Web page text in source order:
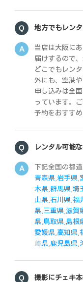
地方でもレン
当店は大阪に
届けするので
どこでもレン
外にも、空港
申し込みは全
っています。
予約をおすすめ
レンタル可能
下記全国の都
青森県 岩手県
木県 群馬県 埼
山県 石川県 福
県 三重県 滋賀
県 鳥取県 島根
愛媛県 高知県
崎県 鹿児島県
撮影にチェキ